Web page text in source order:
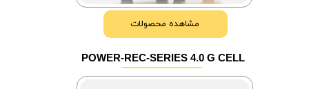
مشاهده محصولات
POWER-REC-SERIES 4.0 G CELL